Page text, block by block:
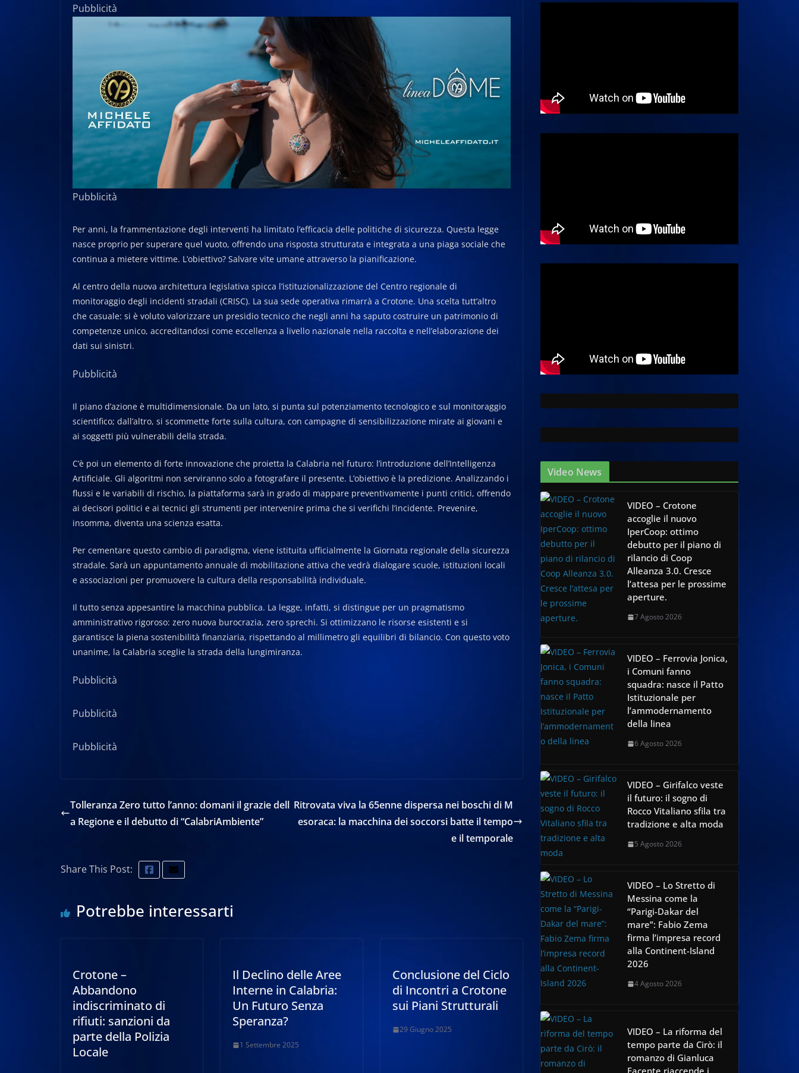
Pubblicità
Pubblicità
Per anni, la frammentazione degli interventi ha limitato l’efficacia delle politiche di sicurezza. Questa legge
nasce proprio per superare quel vuoto, offrendo una risposta strutturata e integrata a una piaga sociale che
continua a mietere vittime. L’obiettivo? Salvare vite umane attraverso la pianificazione.
Al centro della nuova architettura legislativa spicca l’istituzionalizzazione del Centro regionale di
monitoraggio degli incidenti stradali (CRISC). La sua sede operativa rimarrà a Crotone. Una scelta tutt’altro
che casuale: si è voluto valorizzare un presidio tecnico che negli anni ha saputo costruire un patrimonio di
competenze unico, accreditandosi come eccellenza a livello nazionale nella raccolta e nell’elaborazione dei
dati sui sinistri.
Pubblicità
Il piano d’azione è multidimensionale. Da un lato, si punta sul potenziamento tecnologico e sul monitoraggio
scientifico; dall’altro, si scommette forte sulla cultura, con campagne di sensibilizzazione mirate ai giovani e
ai soggetti più vulnerabili della strada.
C’è poi un elemento di forte innovazione che proietta la Calabria nel futuro: l’introduzione dell’Intelligenza
Artificiale. Gli algoritmi non serviranno solo a fotografare il presente. L’obiettivo è la predizione. Analizzando i
flussi e le variabili di rischio, la piattaforma sarà in grado di mappare preventivamente i punti critici, offrendo
ai decisori politici e ai tecnici gli strumenti per intervenire prima che si verifichi l’incidente. Prevenire,
insomma, diventa una scienza esatta.
Per cementare questo cambio di paradigma, viene istituita ufficialmente la Giornata regionale della sicurezza
stradale. Sarà un appuntamento annuale di mobilitazione attiva che vedrà dialogare scuole, istituzioni locali
e associazioni per promuovere la cultura della responsabilità individuale.
Il tutto senza appesantire la macchina pubblica. La legge, infatti, si distingue per un pragmatismo
amministrativo rigoroso: zero nuova burocrazia, zero sprechi. Si ottimizzano le risorse esistenti e si
garantisce la piena sostenibilità finanziaria, rispettando al millimetro gli equilibri di bilancio. Con questo voto
unanime, la Calabria sceglie la strada della lungimiranza.
Pubblicità
Pubblicità
Pubblicità
Tolleranza Zero tutto l’anno: domani il grazie dell
a Regione e il debutto di “CalabriAmbiente”
Ritrovata viva la 65enne dispersa nei boschi di M
esoraca: la macchina dei soccorsi batte il tempo
e il temporale
Share This Post:
Potrebbe interessarti
Crotone –
Abbandono
indiscriminato di
rifiuti: sanzioni da
parte della Polizia
Locale
Il Declino delle Aree
Interne in Calabria:
Un Futuro Senza
Speranza?
1 Settembre 2025
Conclusione del Ciclo
di Incontri a Crotone
sui Piani Strutturali
29 Giugno 2025
Video News
VIDEO – Crotone
accoglie il nuovo
IperCoop: ottimo
debutto per il piano di
rilancio di Coop
Alleanza 3.0. Cresce
l’attesa per le prossime
aperture.
7 Agosto 2026
VIDEO – Ferrovia Jonica,
i Comuni fanno
squadra: nasce il Patto
Istituzionale per
l’ammodernamento
della linea
6 Agosto 2026
VIDEO – Girifalco veste
il futuro: il sogno di
Rocco Vitaliano sfila tra
tradizione e alta moda
5 Agosto 2026
VIDEO – Lo Stretto di
Messina come la
“Parigi-Dakar del
mare”: Fabio Zema
firma l’impresa record
alla Continent-Island
2026
4 Agosto 2026
VIDEO – La riforma del
tempo parte da Cirò: il
romanzo di Gianluca
Facente riaccende i